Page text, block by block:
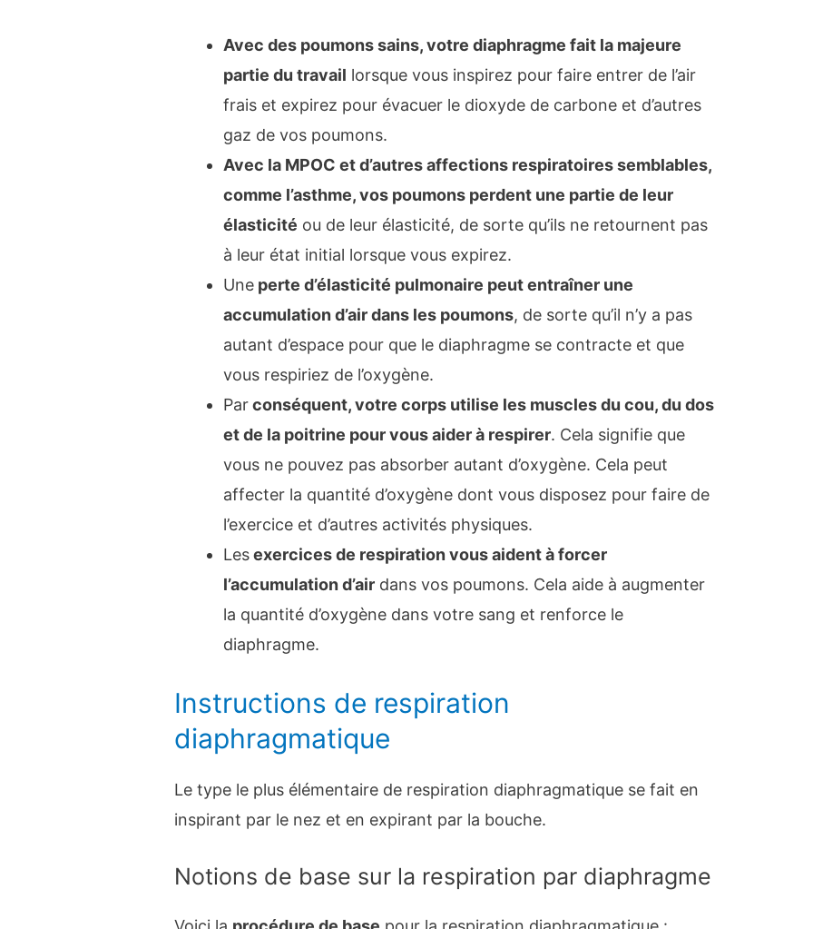
Avec des poumons sains, votre diaphragme fait la majeure
partie du travail lorsque vous inspirez pour faire entrer de l’air
frais et expirez pour évacuer le dioxyde de carbone et d’autres
gaz de vos poumons.
Avec la MPOC et d’autres affections respiratoires semblables,
comme l’asthme, vos poumons perdent une partie de leur
élasticité ou de leur élasticité, de sorte qu’ils ne retournent pas
à leur état initial lorsque vous expirez.
Une perte d’élasticité pulmonaire peut entraîner une
accumulation d’air dans les poumons, de sorte qu’il n’y a pas
autant d’espace pour que le diaphragme se contracte et que
vous respiriez de l’oxygène.
Parconséquent, votre corps utilise les muscles du cou, du dos
et de la poitrine pour vous aider à respirer. Cela signifie que
vous ne pouvez pas absorber autant d’oxygène. Cela peut
affecter la quantité d’oxygène dont vous disposez pour faire de
l’exercice et d’autres activités physiques.
Lesexercices de respiration vous aident à forcer
l’accumulation d’air dans vos poumons. Cela aide à augmenter
la quantité d’oxygène dans votre sang et renforce le
diaphragme.
Instructions de respiration
diaphragmatique
Le type le plus élémentaire de respiration diaphragmatique se fait en
inspirant par le nez et en expirant par la bouche.
Notions de base sur la respiration par diaphragme